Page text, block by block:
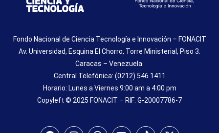
Fondo Nacional de Ciencia Tecnología e Innovación – FONACIT
Av. Universidad, Esquina El Chorro, Torre Ministerial, Piso 3.
Caracas – Venezuela.
Central Telefónica: (0212) 546.1411
Horario: Lunes a Viernes 9:00 am a 4:00 pm
Copyleft © 2025 FONACIT – RIF: G-20007786-7